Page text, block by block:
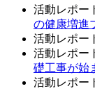
活動レポー
の健康増進
活動レポー
活動レポー
礎工事が始
活動レポー